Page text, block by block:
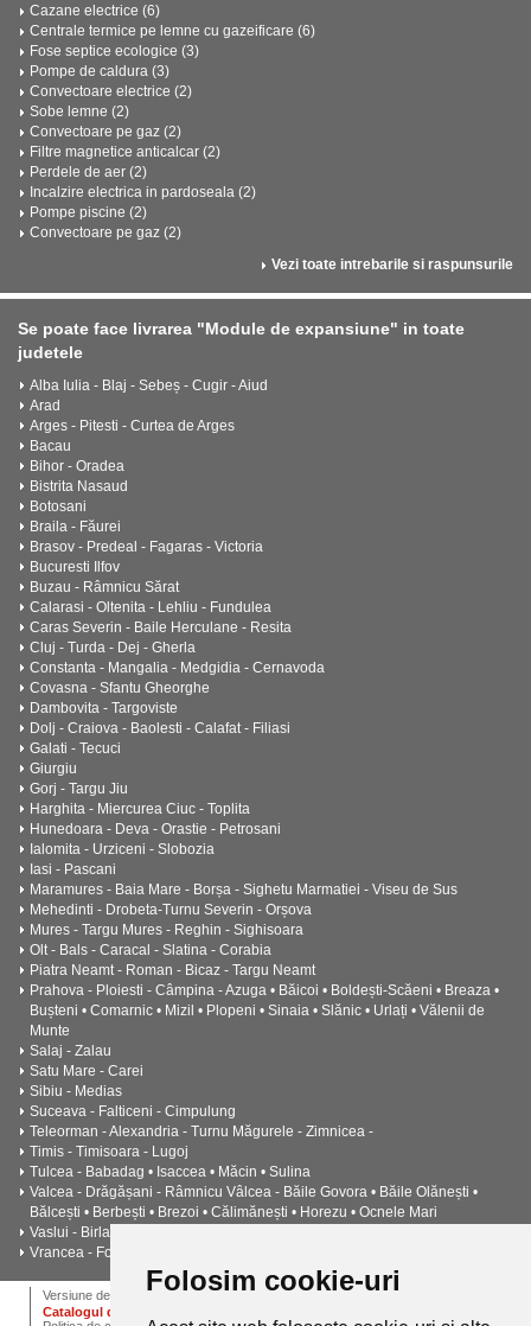
Folosim cookie-uri
Cazane electrice (6)
Centrale termice pe lemne cu gazeificare (6)
Fose septice ecologice (3)
Pompe de caldura (3)
Convectoare electrice (2)
Sobe lemne (2)
Convectoare pe gaz (2)
Filtre magnetice anticalcar (2)
Perdele de aer (2)
Incalzire electrica in pardoseala (2)
Pompe piscine (2)
Convectoare pe gaz (2)
Vezi toate intrebarile si raspunsurile
Se poate face livrarea "Module de expansiune" in toate
judetele
Alba Iulia - Blaj - Sebeș - Cugir - Aiud
Arad
Arges - Pitesti - Curtea de Arges
Bacau
Bihor - Oradea
Bistrita Nasaud
Botosani
Braila - Făurei
Brasov - Predeal - Fagaras - Victoria
Bucuresti Ilfov
Buzau - Râmnicu Sărat
Calarasi - Oltenita - Lehliu - Fundulea
Caras Severin - Baile Herculane - Resita
Cluj - Turda - Dej - Gherla
Constanta - Mangalia - Medgidia - Cernavoda
Covasna - Sfantu Gheorghe
Dambovita - Targoviste
Dolj - Craiova - Baolesti - Calafat - Filiasi
Galati - Tecuci
Giurgiu
Gorj - Targu Jiu
Harghita - Miercurea Ciuc - Toplita
Hunedoara - Deva - Orastie - Petrosani
Ialomita - Urziceni - Slobozia
Iasi - Pascani
Maramures - Baia Mare - Borșa - Sighetu Marmatiei - Viseu de Sus
Mehedinti - Drobeta-Turnu Severin - Orșova
Mures - Targu Mures - Reghin - Sighisoara
Olt - Bals - Caracal - Slatina - Corabia
Piatra Neamt - Roman - Bicaz - Targu Neamt
Prahova - Ploiesti - Câmpina - Azuga • Băicoi • Boldești-Scăeni • Breaza •
Bușteni • Comarnic • Mizil • Plopeni • Sinaia • Slănic • Urlați • Vălenii de
Munte
Salaj - Zalau
Satu Mare - Carei
Sibiu - Medias
Suceava - Falticeni - Cimpulung
Teleorman - Alexandria - Turnu Măgurele - Zimnicea -
Timis - Timisoara - Lugoj
Tulcea - Babadag • Isaccea • Măcin • Sulina
Valcea - Drăgășani - Râmnicu Vâlcea - Băile Govora • Băile Olănești •
Bălcești • Berbești • Brezoi • Călimănești • Horezu • Ocnele Mari
Vaslui - Birlad - Husi - Negresti - Barlad
Vrancea - Focșani - Adjud - Mărășești - Odobești - Panciu
Versiune desktop ANPC Termeni si conditii Dictionar
Catalogul de instalatii termice, ventilatie si climatizare CALOR